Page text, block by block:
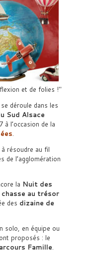
et de folies !
déroule dans les
Sud Alsace
l’occasion de la
.
résoudre au fil
de l’agglomération
la Nuit des
chasse au trésor
des dizaine de
solo, en équipe ou
proposés : le
Famille.